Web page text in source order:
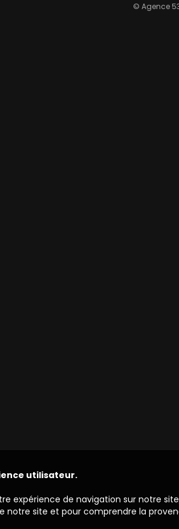
© Agence
utilisateur.
expérience de navigation sur notre
site et pour comprendre la